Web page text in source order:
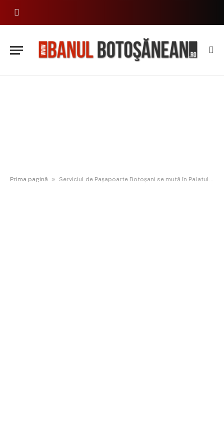
Prima pagină » Serviciul de Pașapoarte Botoșani se mută în Palatul Administrativ